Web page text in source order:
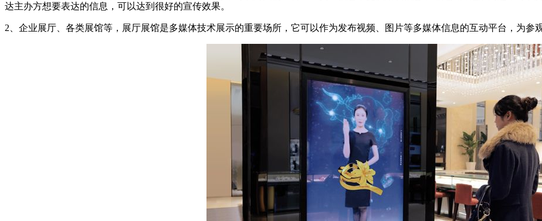
达主办方想要表达的信息，可以达到很好的宣传效果。
2、企业展厅、各类展馆等，展厅展馆是多媒体技术展示的重要场所，它可以作为发布视频、图片等多媒体信息的互动平台，为参